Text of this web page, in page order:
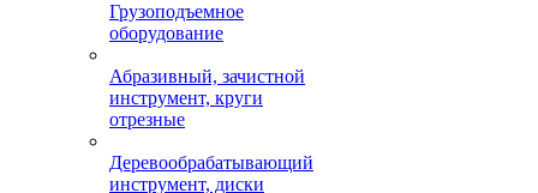
Грузоподъемное
оборудование
Абразивный, зачистной
инструмент, круги
отрезные
Деревообрабатывающий
инструмент, диски